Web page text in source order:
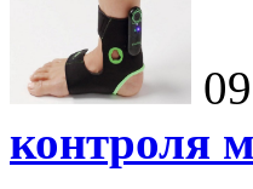
контроля